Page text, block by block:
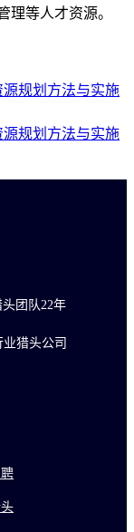
理等人才资源。
源规划方法与实施
规划方法与实施
团队22年
猎头公司